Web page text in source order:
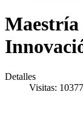
Maestría
Detalles
Visitas: